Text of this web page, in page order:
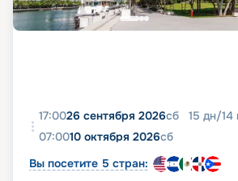
17:0026 сентября 2026сб 15 дн/14
07:0010 октября 2026сб
Вы посетите 5 стран: